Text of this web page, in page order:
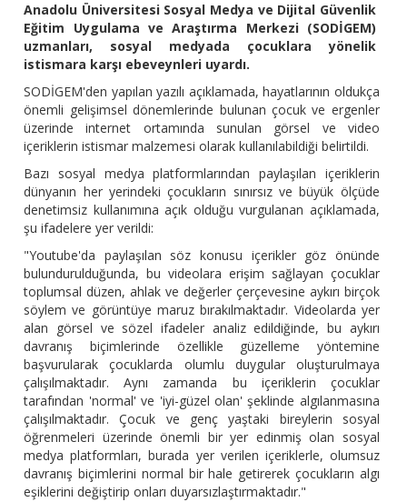
Anadolu Üniversitesi Sosyal Medya ve Dijital Güvenlik
Eğitim Uygulama ve Araştırma Merkezi (SODİGEM)
uzmanları, sosyal medyada çocuklara yönelik
istismara karşı ebeveynleri uyardı.
SODİGEM'den yapılan yazılı açıklamada, hayatlarının oldukça
önemli gelişimsel dönemlerinde bulunan çocuk ve ergenler
üzerinde internet ortamında sunulan görsel ve video
içeriklerin istismar malzemesi olarak kullanılabildiği belirtildi.
Bazı sosyal medya platformlarından paylaşılan içeriklerin
dünyanın her yerindeki çocukların sınırsız ve büyük ölçüde
denetimsiz kullanımına açık olduğu vurgulanan açıklamada,
şu ifadelere yer verildi:
"Youtube'da paylaşılan söz konusu içerikler göz önünde
bulundurulduğunda, bu videolara erişim sağlayan çocuklar
toplumsal düzen, ahlak ve değerler çerçevesine aykırı birçok
söylem ve görüntüye maruz bırakılmaktadır. Videolarda yer
alan görsel ve sözel ifadeler analiz edildiğinde, bu aykırı
davranış biçimlerinde özellikle güzelleme yöntemine
başvurularak çocuklarda olumlu duygular oluşturulmaya
çalışılmaktadır. Aynı zamanda bu içeriklerin çocuklar
tarafından 'normal' ve 'iyi-güzel olan' şeklinde algılanmasına
çalışılmaktadır. Çocuk ve genç yaştaki bireylerin sosyal
öğrenmeleri üzerinde önemli bir yer edinmiş olan sosyal
medya platformları, burada yer verilen içeriklerle, olumsuz
davranış biçimlerini normal bir hale getirerek çocukların algı
eşiklerini değiştirip onları duyarsızlaştırmaktadır."